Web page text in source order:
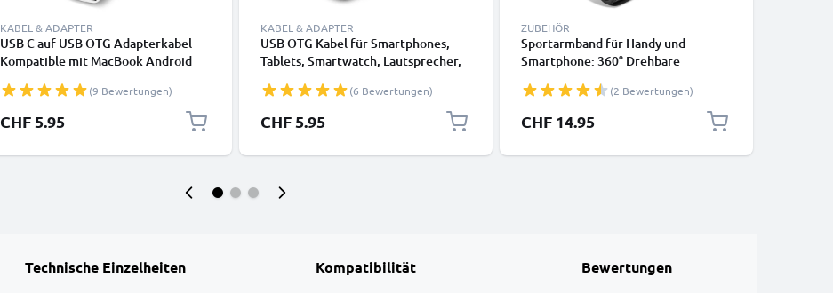
KABEL & ADAPTER
USB C auf USB OTG Adapterkabel
Kompatible mit MacBook Android
Lautsprecher Kamera oder
Kopfhörer, Silver
(9 Bewertungen)
CHF 5.95
KABEL & ADAPTER
USB OTG Kabel für Smartphones,
Tablets, Smartwatch, Lautsprecher,
Adapter USB C Type C Stecker auf
USB A Buchse - USB Host Anschluss,
On The Go Adapterkabel schwarz
(6 Bewertungen)
CHF 5.95
ZUBEHÖR
Sportarmband für Handy und
Smartphone: 360° Drehbare
- Handyhülle zum Joggen, Laufen,
Sport - Oberarm und Unterarm
Laufhülle, wasserfest Laufarmband
(2 Bewertungen)
CHF 14.95
Technische Einzelheiten Kompatibilität Bewertungen